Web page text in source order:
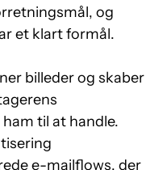
og
et klart formål.
billeder og skaber
til at handle.
e-mailflows, der